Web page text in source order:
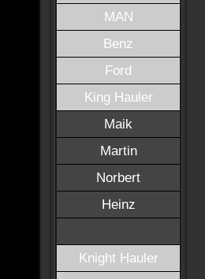
MAN
Benz
Ford
King Hauler
Maik
Martin
Norbert
Heinz
Knight Hauler